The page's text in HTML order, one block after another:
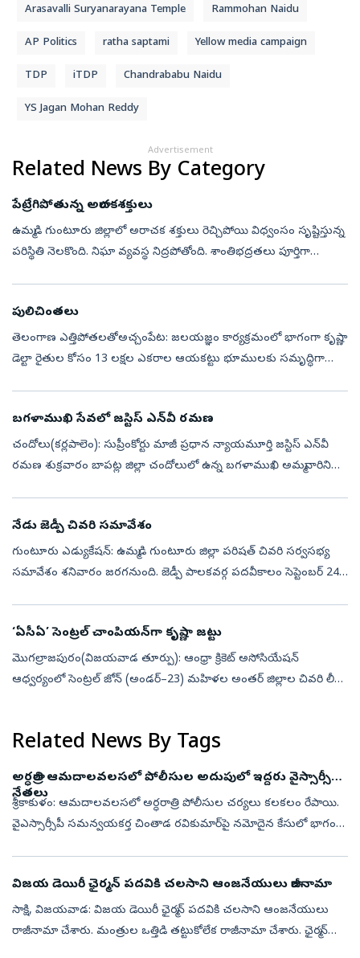
Arasavalli Suryanarayana Temple Rammohan Naidu
AP Politics ratha saptami Yellow media campaign
TDP iTDP Chandrababu Naidu
YS Jagan Mohan Reddy
Advertisement
Related News By Category
పేట్రేగిపోతున్న అరాచకశక్తులు
ఉమ్మడి గుంటూరు జిల్లాలో అరాచక శక్తులు రెచ్చిపోయి విధ్వంసం సృష్టిస్తున్న
పరిస్థితి నెలకొంది. నిఘా వ్యవస్థ నిద్రపోతోంది. శాంతిభద్రతలు పూర్తిగా
పులిచింతలు
తెలంగాణ ఎత్తిపోతలతోఅచ్చంపేట: జలయజ్ఞం కార్యక్రమంలో భాగంగా కృష్ణా
డెల్టా రైతుల కోసం 13 లక్షల ఎకరాల ఆయకట్టు భూములకు సమృద్ధిగా
బగళాముఖి సేవలో జస్టిస్‌ ఎన్‌వీ రమణ
చందోలు(కర్లపాలెం): సుప్రీంకోర్టు మాజీ ప్రధాన న్యాయమూర్తి జస్టిస్‌ ఎన్‌వీ
రమణ శుక్రవారం బాపట్ల జిల్లా చందోలులో ఉన్న బగళాముఖి అమ్మవారిని
నేడు జెడ్పీ చివరి సమావేశం
గుంటూరు ఎడ్యుకేషన్‌: ఉమ్మడి గుంటూరు జిల్లా పరిషత్‌ చివరి సర్వసభ్య
సమావేశం శనివారం జరగనుంది. జెడ్పీ పాలకవర్గ పదవీకాలం సెప్టెంబర్‌ 24న
‘ఏసీఏ’ సెంట్రల్‌ చాంపియన్‌గా కృష్ణా జట్టు
మొగల్రాజపురం(విజయవాడ తూర్పు): ఆంధ్రా క్రికెట్‌ అసోసియేషన్‌
ఆధ్వర్యంలో సెంట్రల్‌ జోన్‌ (అండర్‌–23) మహిళల అంతర్‌ జిల్లాల చివరి లీగ్‌
Related News By Tags
అర్ధరాత్రి ఆమదాలవలసలో పోలీసుల అదుపులో ఇద్దరు వైస్సార్సీపీ
నేతలు
శ్రీకాకుళం: ఆమదాలవలసలో అర్ధరాత్రి పోలీసుల చర్యలు కలకలం రేపాయి.
వైఎస్సార్సీపీ సమన్వయకర్త చింతాడ రవికుమార్‌పై నమోదైన కేసులో భాగంగా
విజయ డెయిరీ ఛైర్మన్‌ పదవికి చలసాని ఆంజనేయులు రాజీనామా
సాక్షి, విజయవాడ: విజయ డెయిరీ ఛైర్మన్‌ పదవికి చలసాని ఆంజనేయులు
రాజీనామా చేశారు. మంత్రుల ఒత్తిడి తట్టుకోలేక రాజీనామా చేశారు. ఛైర్మన్